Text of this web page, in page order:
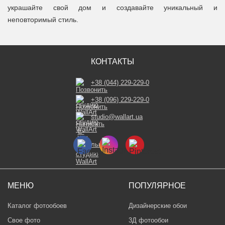
украшайте свой дом и создавайте уникальный и
неповторимый стиль.
МЕНЮ
Каталог фотообоев
Свое фото
ПОПУЛЯРНОЕ
Дизайнерские обои
3Д фотообои
КОНТАКТЫ
+38 (044) 229-229-0
+38 (096) 229-229-0
studio@wallart.ua